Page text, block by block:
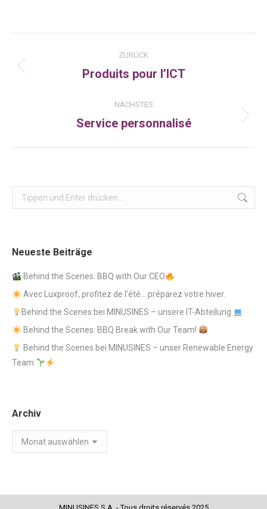
Kommentarnavigation
ZURÜCK
Vorheriger
Produits pour l’ICT
NÄCHSTES
Nächster
Service personnalisé
Search:
Neueste Beiträge
Behind the Scenes: BBQ with Our CEO
Avec Luxproof, profitez de l’été… préparez votre hiver.
Behind the Scenes bei MINUSINES – unsere IT-Abteilung
Behind the Scenes: BBQ Break with Our Team!
Behind the Scenes bei MINUSINES – unser Renewable Energy
Team
Archiv
Archiv